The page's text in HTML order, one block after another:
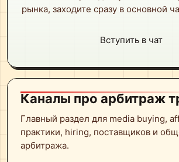
рынка, заходите сразу в основной
Вступить в чат
Каналы про арбитраж
Главный раздел для media buying,
практики, hiring, поставщиков и
арбитража.